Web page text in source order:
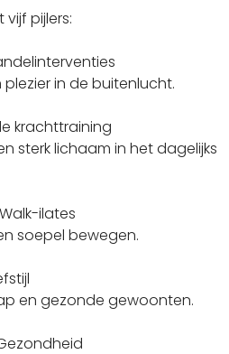
pijlers:
in de buitenlucht.
krachttraining
sterk lichaam in het dagelijks
ilates
soepel bewegen.
en gezonde gewoonten.